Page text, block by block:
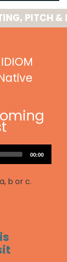
&
Total
00:00
b or c.